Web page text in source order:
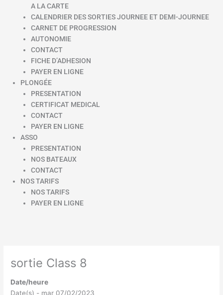
A LA CARTE
CALENDRIER DES SORTIES JOURNEE ET DEMI-JOURNEE
CARNET DE PROGRESSION
AUTONOMIE
CONTACT
FICHE D’ADHESION
PAYER EN LIGNE
PLONGÉE
PRESENTATION
CERTIFICAT MEDICAL
CONTACT
PAYER EN LIGNE
ASSO
PRESENTATION
NOS BATEAUX
CONTACT
NOS TARIFS
NOS TARIFS
PAYER EN LIGNE
sortie Class 8
Date/heure
Date(s) - mar 07/02/2023